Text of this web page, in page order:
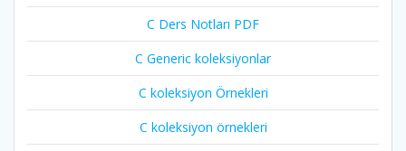
C Ders Notları PDF
C Generic koleksiyonlar
C koleksiyon Örnekleri
C koleksiyon örnekleri